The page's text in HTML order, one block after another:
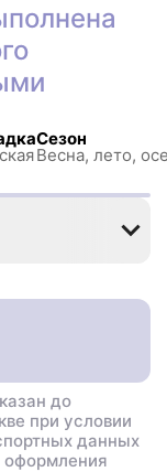
Сезон
Весна, лето,
38
до
при условии
данных